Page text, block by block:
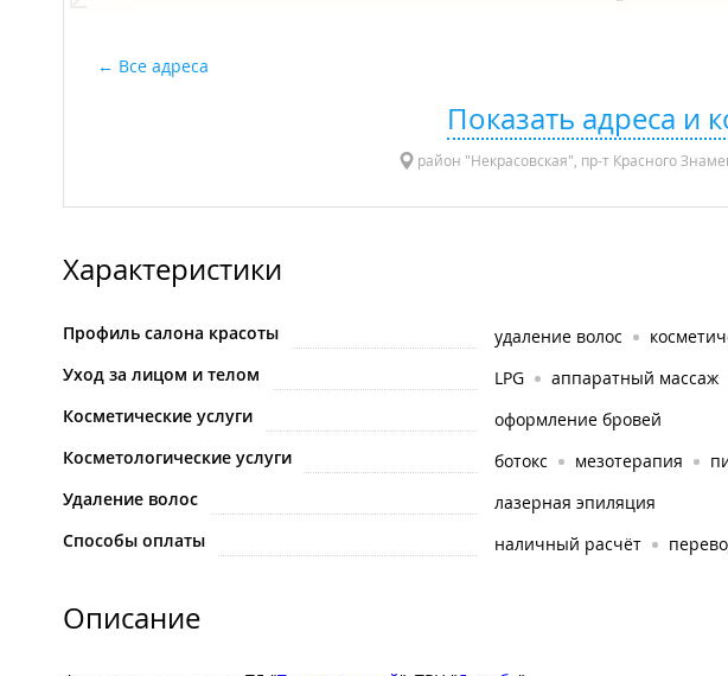
Все адреса
Показать адреса и
район "Некрасовская", пр-т Красного
Характеристики
Профиль салона красоты удаление волос
Уход за лицом и телом
LPG аппаратный массаж
Косметические услуги
оформление бровей
Косметологические услуги
ботокс мезотерапия
Удаление волос
лазерная эпиляция
Способы оплаты
наличный расчёт
Описание